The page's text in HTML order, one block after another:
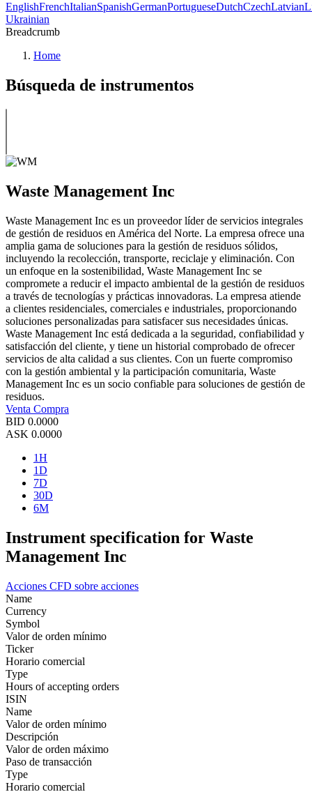
EnglishFrenchItalianSpanishGermanPortugueseDutchCzechLatvian
Ukrainian
Breadcrumb
Home
Búsqueda de instrumentos
Waste Management Inc
Waste Management Inc es un proveedor líder de servicios integrales
de gestión de residuos en América del Norte. La empresa ofrece una
amplia gama de soluciones para la gestión de residuos sólidos,
incluyendo la recolección, transporte, reciclaje y eliminación. Con
un enfoque en la sostenibilidad, Waste Management Inc se
compromete a reducir el impacto ambiental de la gestión de residuos
a través de tecnologías y prácticas innovadoras. La empresa atiende
a clientes residenciales, comerciales e industriales, proporcionando
soluciones personalizadas para satisfacer sus necesidades únicas.
Waste Management Inc está dedicada a la seguridad, confiabilidad y
satisfacción del cliente, y tiene un historial comprobado de ofrecer
servicios de alta calidad a sus clientes. Con un fuerte compromiso
con la gestión ambiental y la participación comunitaria, Waste
Management Inc es un socio confiable para soluciones de gestión de
residuos.
Venta Compra
BID 0.0000
ASK 0.0000
1H
1D
7D
30D
6M
Instrument specification for Waste
Management Inc
Acciones CFD sobre acciones
Name
Currency
Symbol
Valor de orden mínimo
Ticker
Horario comercial
Type
Hours of accepting orders
ISIN
Name
Valor de orden mínimo
Descripción
Valor de orden máximo
Paso de transacción
Type
Horario comercial